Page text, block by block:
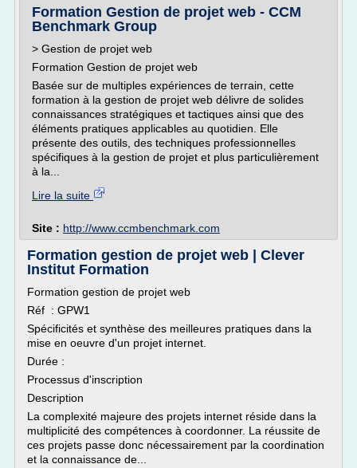
Formation Gestion de projet web - CCM
Benchmark Group
> Gestion de projet web
Formation Gestion de projet web
Basée sur de multiples expériences de terrain, cette
formation à la gestion de projet web délivre de solides
connaissances stratégiques et tactiques ainsi que des
éléments pratiques applicables au quotidien. Elle
présente des outils, des techniques professionnelles
spécifiques à la gestion de projet et plus particulièrement
à la...
Lire la suite
Site : http://www.ccmbenchmark.com
Formation gestion de projet web | Clever
Institut Formation
Formation gestion de projet web
Réf : GPW1
Spécificités et synthèse des meilleures pratiques dans la
mise en oeuvre d'un projet internet.
Durée :
Processus d'inscription
Description
La complexité majeure des projets internet réside dans la
multiplicité des compétences à coordonner. La réussite de
ces projets passe donc nécessairement par la coordination
et la connaissance de...